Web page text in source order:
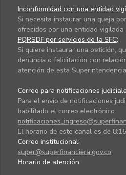
Inconformidad con una entidad
Si necesita instaurar una queja
ofrecidos por una entidad vigilada
PQRSDF por servicios de la SFC:
Si quiere instaurar una petición,
denuncia o felicitación con
atención de esta
Correo para notificaciones
Para el envío de notificaciones
habilitado el correo electrónico
El horario de este canal es de
Correo institucional:
super@superfinanciera.gov.co
Horario de atención